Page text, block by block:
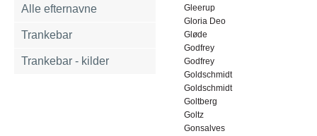
Alle efternavne
Trankebar
Trankebar - kilder
Gleerup
Gloria Deo
Gløde
Godfrey
Godfrey
Goldschmidt
Goldschmidt
Goltberg
Goltz
Gonsalves